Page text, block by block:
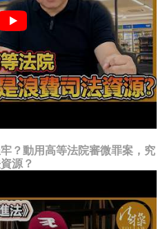
？動用高等法院審微罪案，究
源？